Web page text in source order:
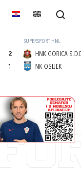
2
1
SUPERSPORT HNL
HNK GORICA
NK OSIJEK